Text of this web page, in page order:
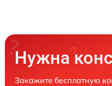
Нужна
Закажите бесплатную